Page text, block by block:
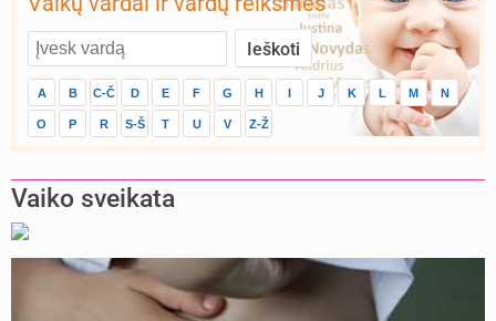
A B C-Č D E F G H J K L M N
O P R S-Š T U V Z-Ž
Vaiko sveikata